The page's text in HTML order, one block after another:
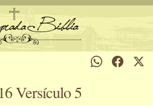
Versículo 5